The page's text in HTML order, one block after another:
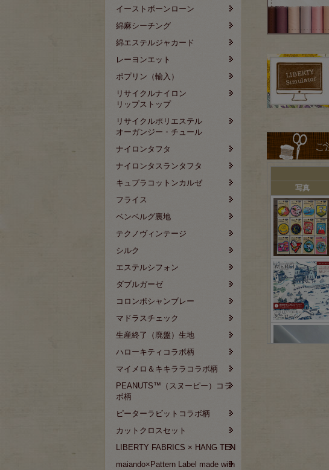
イーストボーンローン
綿麻シーチング
綿エステルジャカード
レーヨンエット
ポプリン（輸入）
リサイクルナイロン
リップストップ
リサイクルポリエステル
オーガンジー・チュール
ナイロンタフタ
ナイロンタスランタフタ
キュプラコットンカルゼ
フライス
ベンベルグ裏地
テクノヴィンテージ
シルク
エステルシフォン
ダブルガーゼ
コロンボシャンブレー
マドラスチェック
生産終了（廃盤）生地
ハローキティコラボ柄
マイメロ＆キキララコラボ柄
PEANUTS™（スヌーピー）コラ
ボ柄
ピーターラビットコラボ柄
カットクロスセット
LIBERTY FABRICS × HANG TEN
maiando×Pattern Label made with
ご